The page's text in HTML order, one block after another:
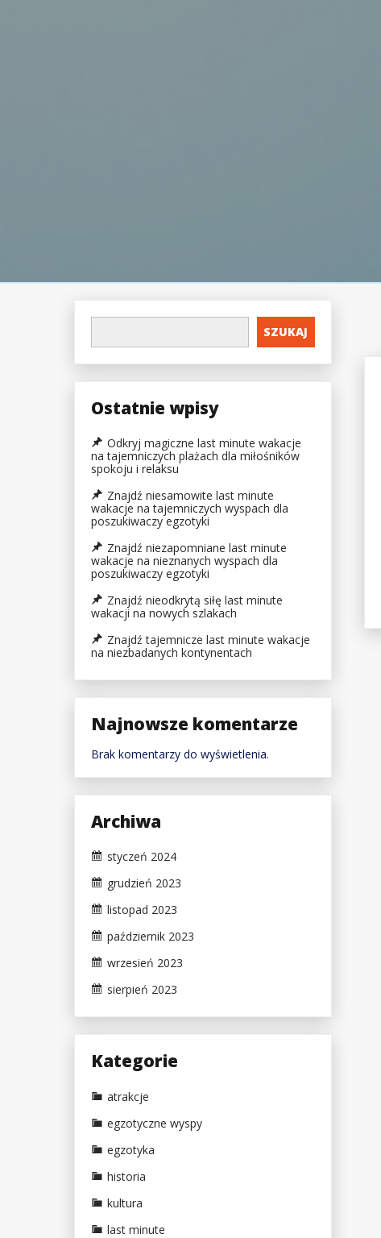
SZUKAJ
Ostatnie wpisy
Odkryj magiczne last minute wakacje
na tajemniczych plażach dla miłośników
spokoju i relaksu
Znajdź niesamowite last minute
wakacje na tajemniczych wyspach dla
poszukiwaczy egzotyki
Znajdź niezapomniane last minute
wakacje na nieznanych wyspach dla
poszukiwaczy egzotyki
Znajdź nieodkrytą siłę last minute
wakacji na nowych szlakach
Znajdź tajemnicze last minute wakacje
na niezbadanych kontynentach
Najnowsze komentarze
Brak komentarzy do wyświetlenia.
Archiwa
styczeń 2024
grudzień 2023
listopad 2023
październik 2023
wrzesień 2023
sierpień 2023
Kategorie
atrakcje
egzotyczne wyspy
egzotyka
historia
kultura
last minute